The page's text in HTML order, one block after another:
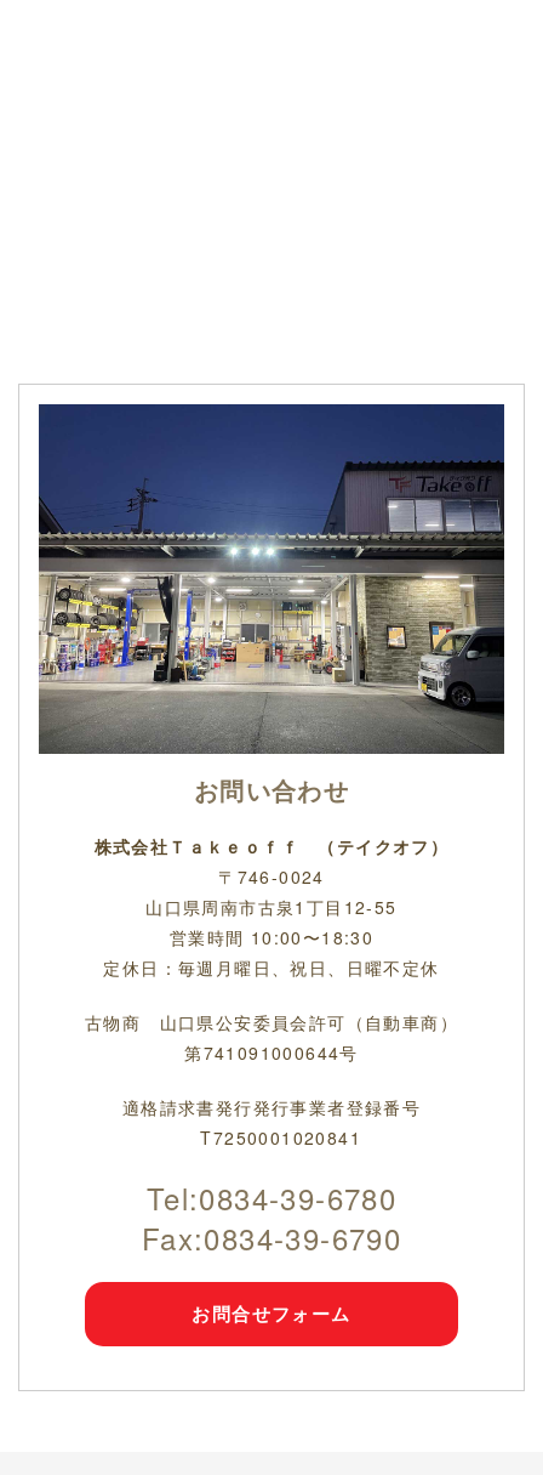
お問い合わせ
株式会社Ｔａｋｅｏｆｆ （テイクオフ）
〒746-0024
山口県周南市古泉1丁目12-55
営業時間 10:00〜18:30
定休日：毎週月曜日、祝日、日曜不定休
古物商 山口県公安委員会許可（自動車商）
第741091000644号
適格請求書発行発行事業者登録番号
T7250001020841
Tel:0834-39-6780
Fax:0834-39-6790
お問合せフォーム